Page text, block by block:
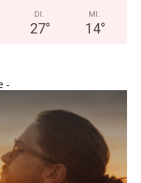
DI.
27°
MI.
14°
-